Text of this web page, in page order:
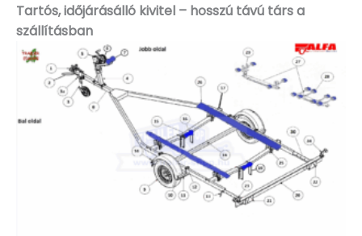
Tartós, időjárásálló kivitel – hosszú távú társ a
szállításban